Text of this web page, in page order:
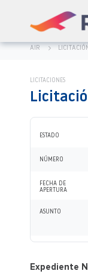
AIR
LICITACIONES
ESTADO
NÚMERO
FECHA DE
APERTURA
ASUNTO
Expediente